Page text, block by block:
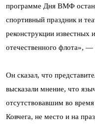
программе Дня ВМФ
спортивный праздник и
реконструкции известных
отечественного флота», —
Он сказал, что
высказали мнение, что
отсутствовавшим во
Ковчега, не место и на